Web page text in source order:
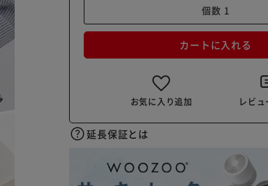
カートに入れる
お気に入り追加 レビ
延長保証とは